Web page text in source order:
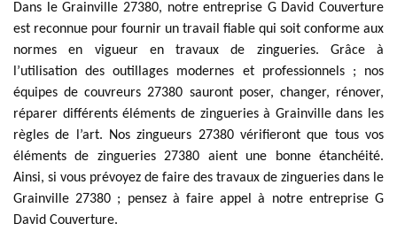
Dans le Grainville 27380, notre entreprise G David Couverture
est reconnue pour fournir un travail fiable qui soit conforme aux
normes en vigueur en travaux de zingueries. Grâce à
l’utilisation des outillages modernes et professionnels ; nos
équipes de couvreurs 27380 sauront poser, changer, rénover,
réparer différents éléments de zingueries à Grainville dans les
règles de l’art. Nos zingueurs 27380 vérifieront que tous vos
éléments de zingueries 27380 aient une bonne étanchéité.
Ainsi, si vous prévoyez de faire des travaux de zingueries dans le
Grainville 27380 ; pensez à faire appel à notre entreprise G
David Couverture.